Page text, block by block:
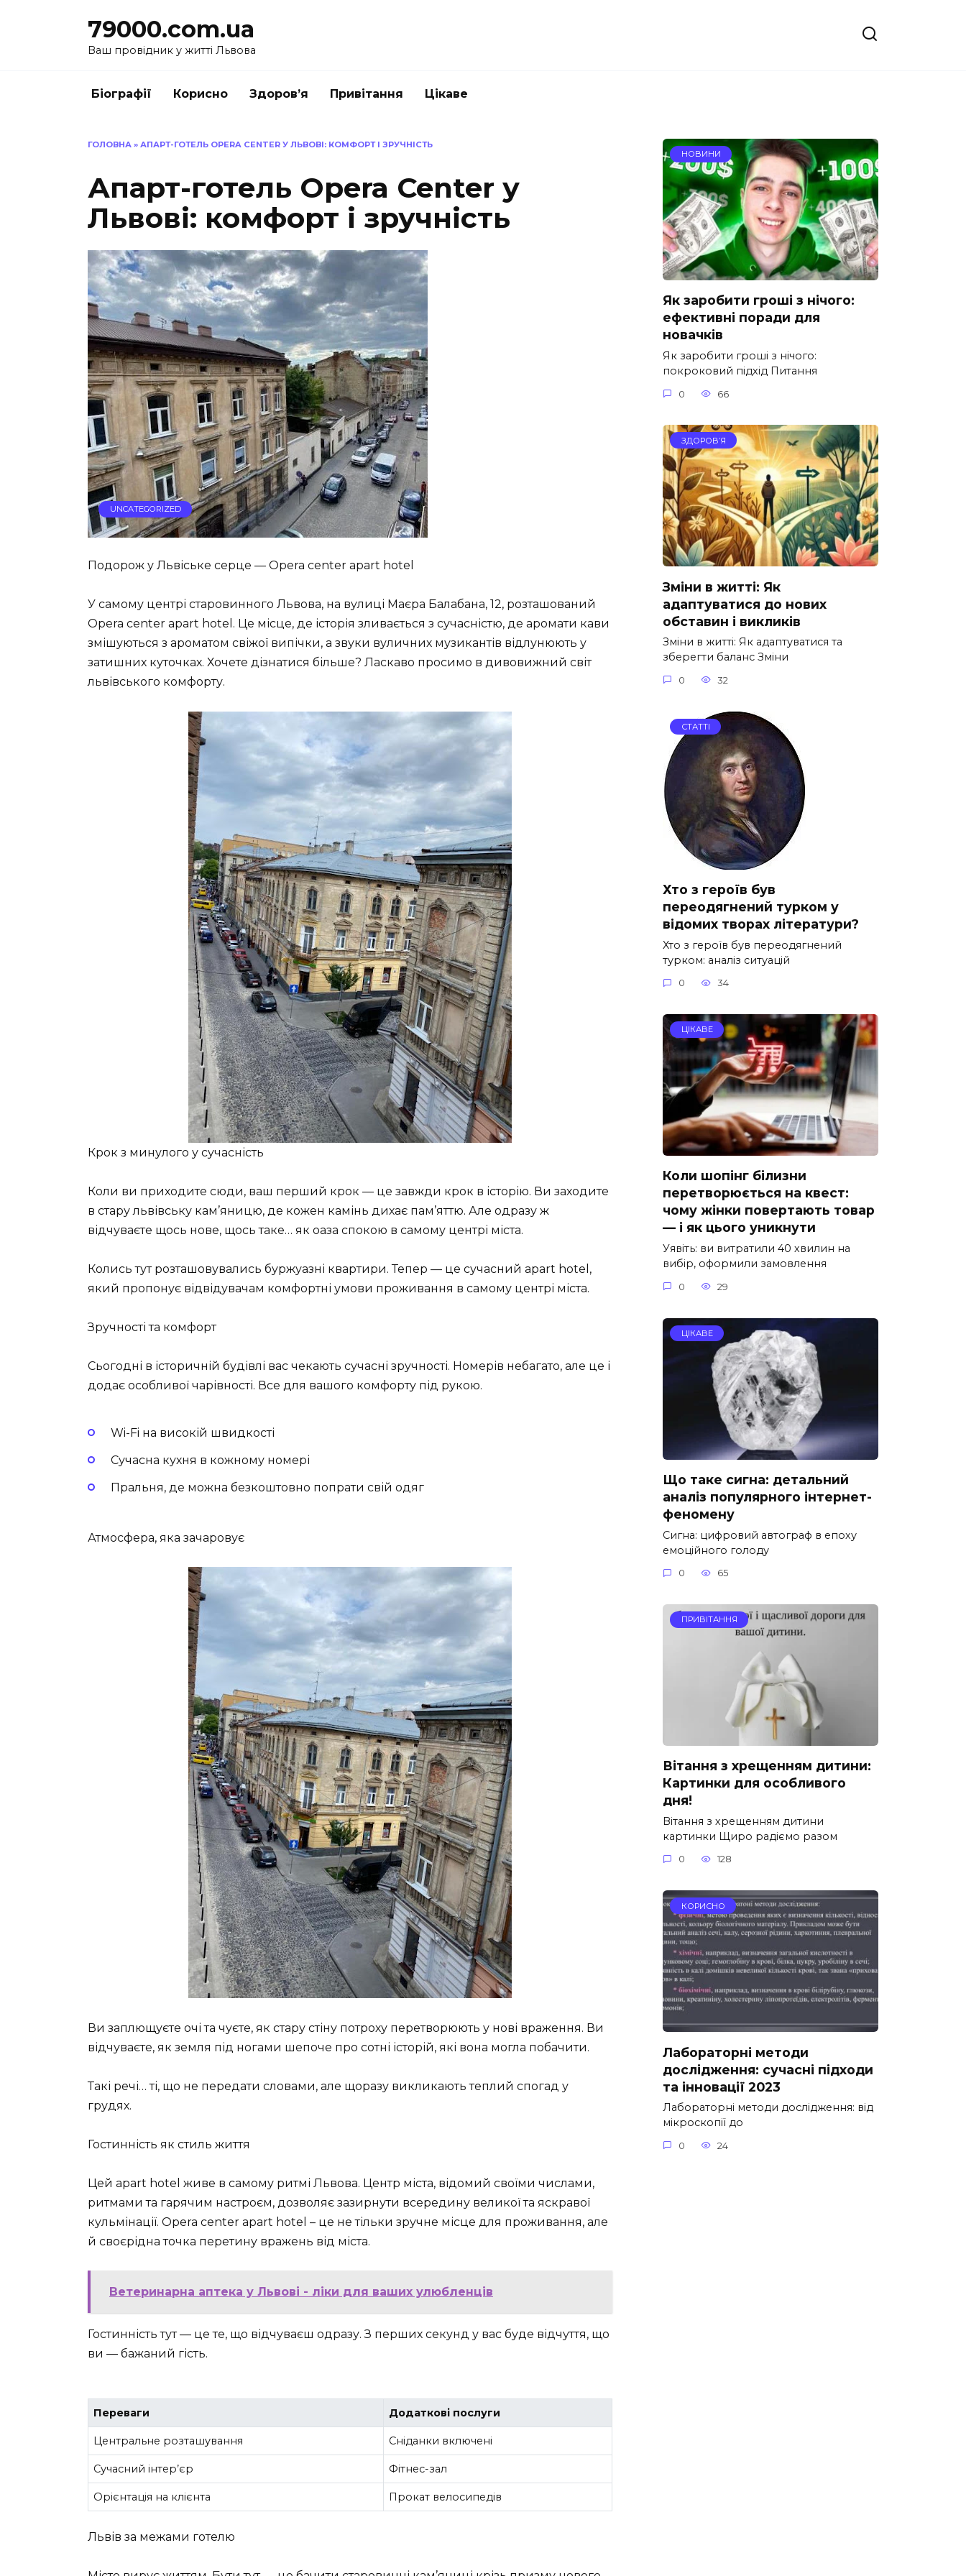
79000.com.ua
Ваш провідник у житті Львова
Біографії Корисно Здоров’я Привітання Цікаве
ГОЛОВНА » АПАРТ-ГОТЕЛЬ OPERA CENTER У ЛЬВОВІ: КОМФОРТ І ЗРУЧНІСТЬ
Апарт-готель Opera Center у
Львові: комфорт і зручність
UNCATEGORIZED
Подорож у Львіське серце — Opera center apart hotel
У самому центрі старовинного Львова, на вулиці Маєра Балабана, 12, розташований
Opera center apart hotel. Це місце, де історія зливається з сучасністю, де аромати кави
змішуються з ароматом свіжої випічки, а звуки вуличних музикантів відлунюють у
затишних куточках. Хочете дізнатися більше? Ласкаво просимо в дивовижний світ
львівського комфорту.
Крок з минулого у сучасність
Коли ви приходите сюди, ваш перший крок — це завжди крок в історію. Ви заходите
в стару львівську кам’яницю, де кожен камінь дихає пам’яттю. Але одразу ж
відчуваєте щось нове, щось таке… як оаза спокою в самому центрі міста.
Колись тут розташовувались буржуазні квартири. Тепер — це сучасний apart hotel,
який пропонує відвідувачам комфортні умови проживання в самому центрі міста.
Зручності та комфорт
Сьогодні в історичній будівлі вас чекають сучасні зручності. Номерів небагато, але це і
додає особливої чарівності. Все для вашого комфорту під рукою.
Wi-Fi на високій швидкості
Сучасна кухня в кожному номері
Пральня, де можна безкоштовно попрати свій одяг
Атмосфера, яка зачаровує
Ви заплющуєте очі та чуєте, як стару стіну потроху перетворюють у нові враження. Ви
відчуваєте, як земля під ногами шепоче про сотні історій, які вона могла побачити.
Такі речі… ті, що не передати словами, але щоразу викликають теплий спогад у
грудях.
Гостинність як стиль життя
Цей apart hotel живе в самому ритмі Львова. Центр міста, відомий своїми числами,
ритмами та гарячим настроєм, дозволяє зазирнути всередину великої та яскравої
кульмінації. Opera center apart hotel – це не тільки зручне місце для проживання, але
й своєрідна точка перетину вражень від міста.
Ветеринарна аптека у Львові - ліки для ваших улюбленців
Гостинність тут — це те, що відчуваєш одразу. З перших секунд у вас буде відчуття, що
ви — бажаний гість.
Переваги Додаткові послуги
Центральне розташування Сніданки включені
Сучасний інтер’єр Фітнес-зал
Орієнтація на клієнта Прокат велосипедів
Львів за межами готелю
НОВИНИ
Як заробити гроші з нічого:
ефективні поради для
новачків
Як заробити гроші з нічого:
покроковий підхід Питання
0 66
ЗДОРОВ’Я
Зміни в житті: Як
адаптуватися до нових
обставин і викликів
Зміни в житті: Як адаптуватися та
зберегти баланс Зміни
0 32
СТАТТІ
Хто з героїв був
переодягнений турком у
відомих творах літератури?
Хто з героїв був переодягнений
турком: аналіз ситуацій
0 34
ЦІКАВЕ
Коли шопінг білизни
перетворюється на квест:
чому жінки повертають товар
— і як цього уникнути
Уявіть: ви витратили 40 хвилин на
вибір, оформили замовлення
0 29
ЦІКАВЕ
Що таке сигна: детальний
аналіз популярного інтернет-
феномену
Сигна: цифровий автограф в епоху
емоційного голоду
0 65
ПРИВІТАННЯ
Вітання з хрещенням дитини:
Картинки для особливого
дня!
Вітання з хрещенням дитини
картинки Щиро радіємо разом
0 128
КОРИСНО
Лабораторні методи
дослідження: сучасні підходи
та інновації 2023
Лабораторні методи дослідження: від
мікроскопії до
0 24